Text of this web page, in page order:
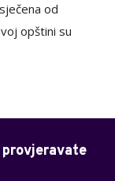
od
opštini su